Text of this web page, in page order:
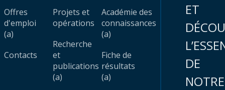
Offres
d'emploi
(a)
Contacts
Projets et
opérations
Recherche
et
publications
(a)
Académie des
connaissances
(a)
Fiche de
résultats
(a)
ET
DE
NOTRE